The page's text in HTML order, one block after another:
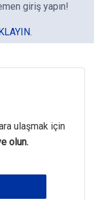
giriş yapın!
ulaşmak için
olun.